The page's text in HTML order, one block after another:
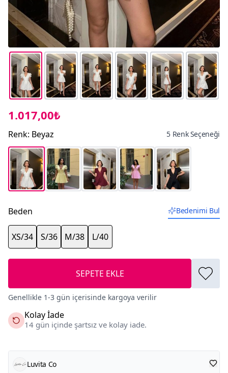
1.017,00₺
Renk: Beyaz 5 Renk Seçeneği
Beden Bedenimi Bul
XS/34 S/36 M/38 L/40
SEPETE EKLE
Genellikle 1-3 gün içerisinde kargoya verilir
Kolay İade
14 gün içinde şartsız ve kolay iade.
Luvita Co